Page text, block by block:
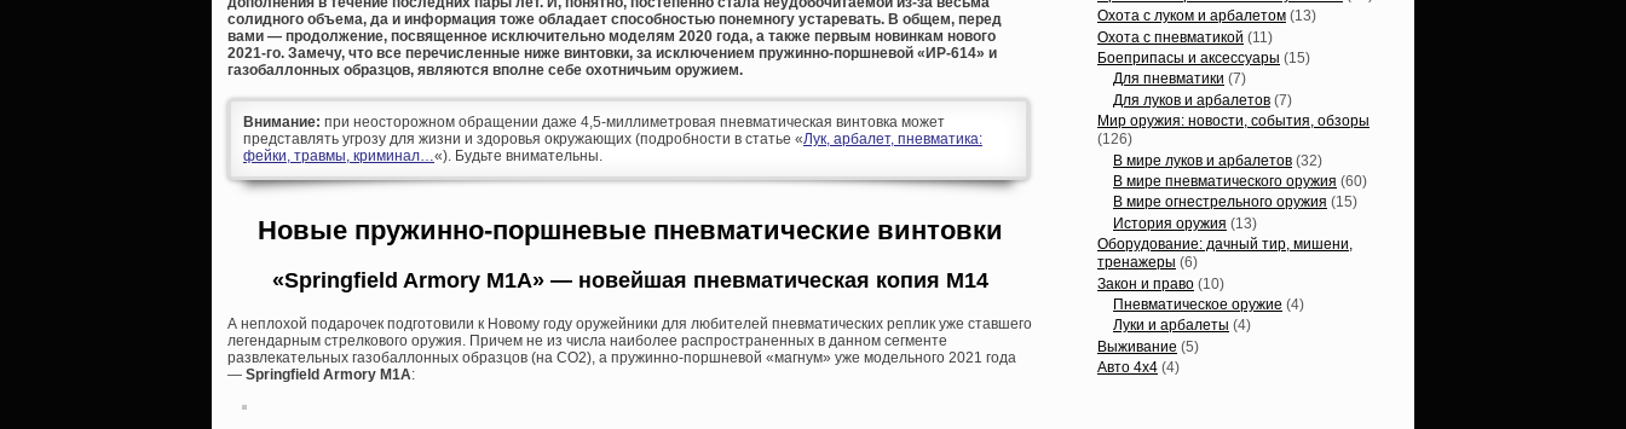
солидного объема, да и информация тоже обладает способностью понемногу устаревать. В общем, перед
вами — продолжение, посвященное исключительно моделям 2020 года, а также первым новинкам нового
2021-го. Замечу, что все перечисленные ниже винтовки, за исключением пружинно-поршневой «ИР-614» и
газобаллонных образцов, являются вполне себе охотничьим оружием.
Внимание: при неосторожном обращении даже 4,5-миллиметровая пневматическая винтовка может
представлять угрозу для жизни и здоровья окружающих (подробности в статье «Лук, арбалет, пневматика:
фейки, травмы, криминал…«). Будьте внимательны.
Новые пружинно-поршневые пневматические винтовки
«Springfield Armory M1A» — новейшая пневматическая копия М14
А неплохой подарочек подготовили к Новому году оружейники для любителей пневматических реплик уже ставшего
легендарным стрелкового оружия. Причем не из числа наиболее распространенных в данном сегменте
развлекательных газобаллонных образцов (на СО2), а пружинно-поршневой «магнум» уже модельного 2021 года
— Springfield Armory M1A:
Охота с луком и арбалетом (13)
Охота с пневматикой (11)
Боеприпасы и аксессуары (15)
Для пневматики (7)
Для луков и арбалетов (7)
Мир оружия: новости, события, обзоры
(126)
В мире луков и арбалетов (32)
В мире пневматического оружия (60)
В мире огнестрельного оружия (15)
История оружия (13)
Оборудование: дачный тир, мишени,
тренажеры (6)
Закон и право (10)
Пневматическое оружие (4)
Луки и арбалеты (4)
Выживание (5)
Авто 4х4 (4)